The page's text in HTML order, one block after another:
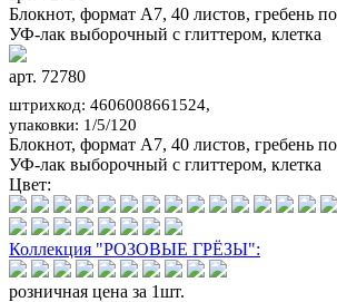
Блокнот, формат А7, 40 листов, гребень
УФ-лак выборочный с глиттером, клетка
арт. 72780
штрихкод: 4606008661524,
упаковки: 1/5/120
Блокнот, формат А7, 40 листов, гребень
УФ-лак выборочный с глиттером, клетка
Цвет:
Коллекция "РОЗОВЫЕ ГРЁЗЫ":
розничная цена за 1шт.